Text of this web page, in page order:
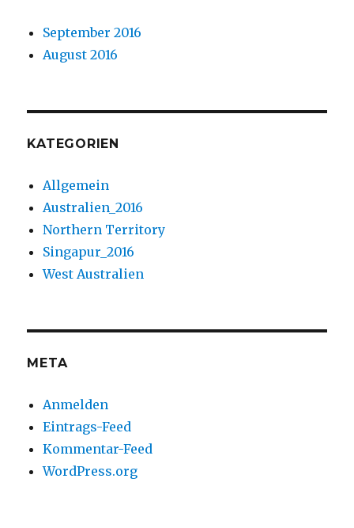
September 2016
August 2016
KATEGORIEN
Allgemein
Australien_2016
Northern Territory
Singapur_2016
West Australien
META
Anmelden
Eintrags-Feed
Kommentar-Feed
WordPress.org